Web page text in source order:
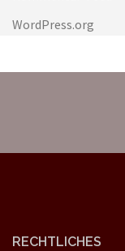
WordPress.org
RECHTLICHES